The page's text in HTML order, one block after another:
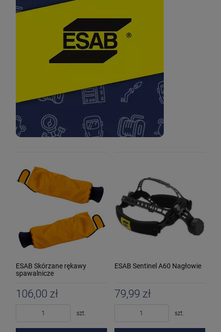
ESAB Skórzane rękawy
spawalnicze
106,00 zł
szt.
ESAB Sentinel A60 Nagłowie
79,99 zł
szt.